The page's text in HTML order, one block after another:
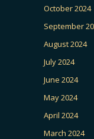
October 2024
September
August 2024
July 2024
June 2024
May 2024
April 2024
March 2024